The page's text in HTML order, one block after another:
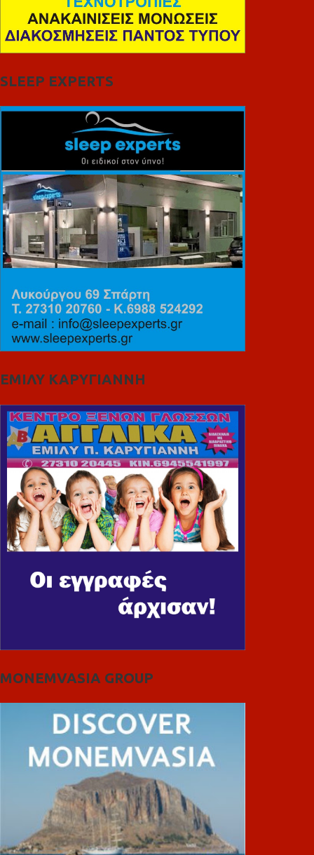
SLEEP EXPERTS
ΕΜΙΛΥ ΚΑΡΥΓΙΑΝΝΗ
MONEMVASIA GROUP